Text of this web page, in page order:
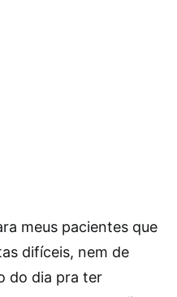
meus pacientes que
difíceis, nem de
do dia pra ter